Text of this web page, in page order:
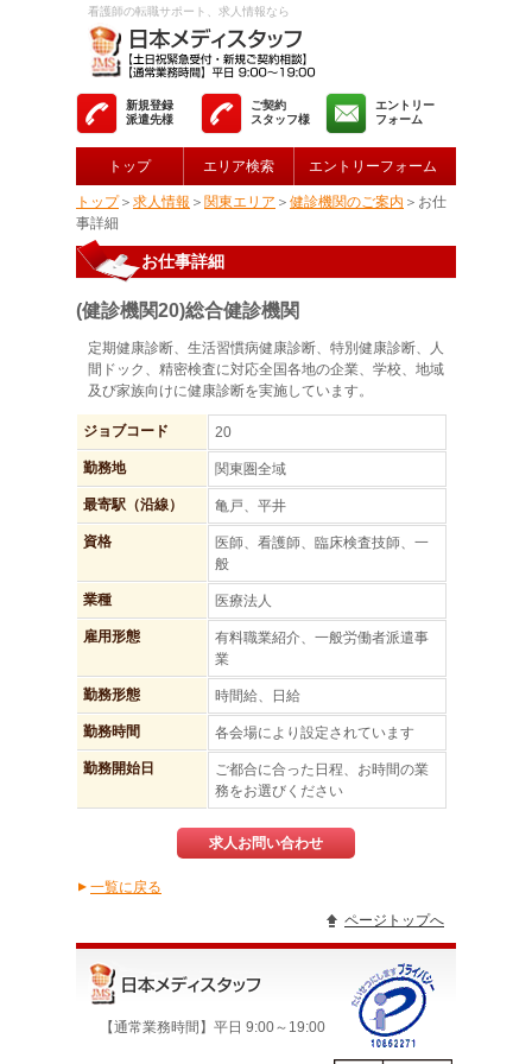
看護師の転職サポート、求人情報なら
新規登録
派遣先様
ご契約
スタッフ様
エントリー
フォーム
トップ エリア検索 エントリーフォーム
トップ＞ 求人情報 ＞ 関東エリア ＞ 健診機関のご案内 ＞お仕
事詳細
お仕事詳細
(健診機関20)総合健診機関
定期健康診断、生活習慣病健康診断、特別健康診断、人
間ドック、精密検査に対応全国各地の企業、学校、地域
及び家族向けに健康診断を実施しています。
ジョブコード 20
勤務地 関東圏全域
最寄駅（沿線） 亀戸、平井
資格
医師、看護師、臨床検査技師、一
般
業種 医療法人
雇用形態
有料職業紹介、一般労働者派遣事
業
勤務形態 時間給、日給
勤務時間 各会場により設定されています
勤務開始日
ご都合に合った日程、お時間の業
務をお選びください
求人お問い合わせ
▲一覧に戻る
ページトップへ
【通常業務時間】平日 9:00～19:00